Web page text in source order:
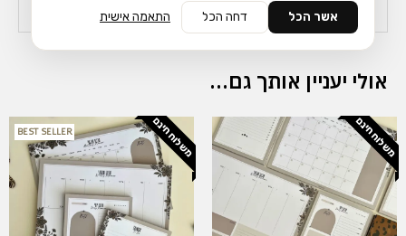
זמן אספקה ומשלוחים
אולי יעניין אותך גם…
משלוח חינם
המחיר
המקורי
היה:
₪ 283.
המחיר
הנוכחי
הוא:
₪ 259.
BEST SELLER משלוח חינם
המחיר
המקורי
היה:
₪ 234.
המחיר
הנוכחי
הוא:
₪ 219.
אשר הכל דחה הכל התאמה אישית